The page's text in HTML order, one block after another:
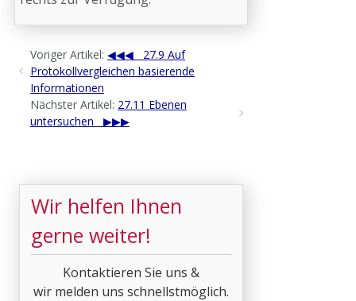
Voriger Artikel:
27.9 Auf
Protokollvergleichen basierende
Informationen
Nächster Artikel: 27.11 Ebenen
untersuchen
Wir helfen Ihnen
gerne weiter!
Kontaktieren Sie uns &
wir melden uns schnellstmöglich.